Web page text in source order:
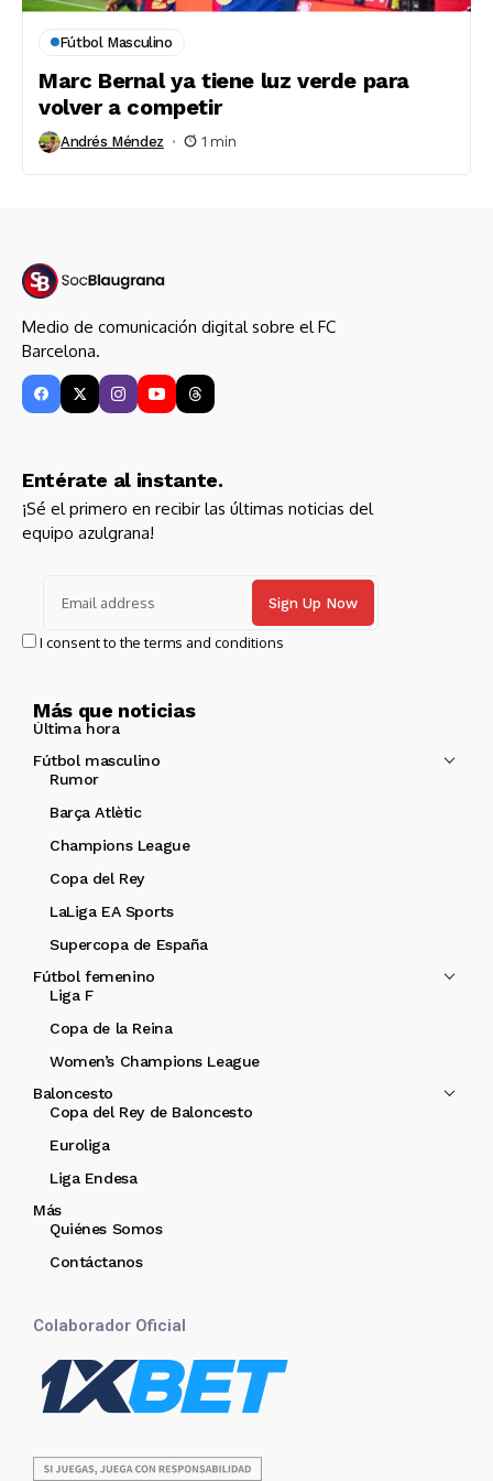
Fútbol Masculino
Marc Bernal ya tiene luz verde para
volver a competir
Andrés Méndez 1 min
Medio de comunicación digital sobre el FC
Barcelona.
Entérate al instante.
¡Sé el primero en recibir las últimas noticias del
equipo azulgrana!
I consent to the terms and conditions
Más que noticias
Última hora
Fútbol masculino
Rumor
Barça Atlètic
Champions League
Copa del Rey
LaLiga EA Sports
Supercopa de España
Fútbol femenino
Liga F
Copa de la Reina
Women’s Champions League
Baloncesto
Copa del Rey de Baloncesto
Euroliga
Liga Endesa
Más
Quiénes Somos
Contáctanos
Colaborador Oficial